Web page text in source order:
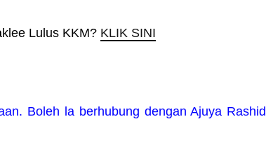
Lulus KKM? KLIK SINI
Boleh la berhubung dengan Ajuya Rashid